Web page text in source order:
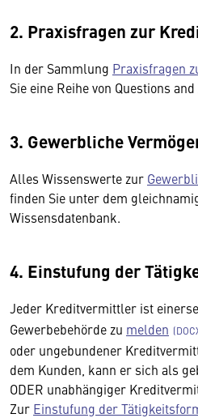
2. Praxisfragen zur
In der Sammlung Praxisfragen
Sie eine Reihe von Questions
3. Gewerbliche
Alles Wissenswerte zur
finden Sie unter dem
Wissensdatenbank.
4. Einstufung der
Jeder Kreditvermittler ist
Gewerbebehörde zu melden
oder ungebundener
dem Kunden, kann er sich als
ODER unabhängiger
Zur Einstufung der